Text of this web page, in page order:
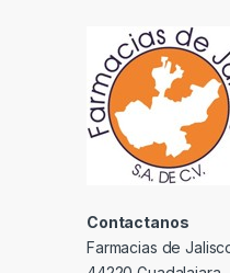
Contactanos
Farmacias de